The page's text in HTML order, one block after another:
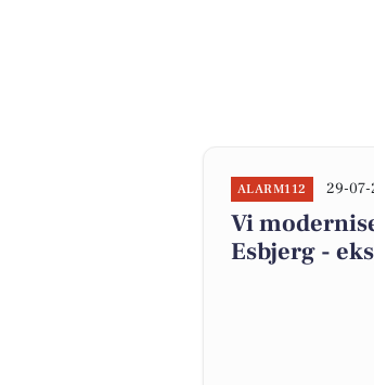
ALARM112 29-07-
Vi
Esbjerg -